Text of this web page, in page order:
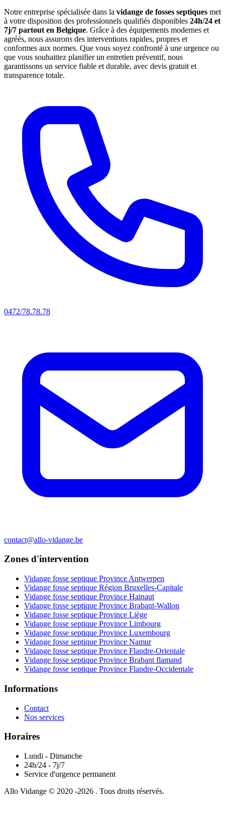
Notre entreprise spécialisée dans la vidange de fosses septiques met
à votre disposition des professionnels qualifiés disponibles 24h/24 et
7j/7 partout en Belgique. Grâce à des équipements modernes et
agréés, nous assurons des interventions rapides, propres et
conformes aux normes. Que vous soyez confronté à une urgence ou
que vous souhaitiez planifier un entretien préventif, nous
garantissons un service fiable et durable, avec devis gratuit et
transparence totale.
0472/78.78.78
contact@allo-vidange.be
Zones d'intervention
Vidange fosse septique Province Antwerpen
Vidange fosse septique Région Bruxelles-Capitale
Vidange fosse septique Province Hainaut
Vidange fosse septique Province Brabant-Wallon
Vidange fosse septique Province Liège
Vidange fosse septique Province Limbourg
Vidange fosse septique Province Luxembourg
Vidange fosse septique Province Namur
Vidange fosse septique Province Flandre-Orientale
Vidange fosse septique Province Brabant flamand
Vidange fosse septique Province Flandre-Occidentale
Informations
Contact
Nos services
Horaires
Lundi - Dimanche
24h/24 - 7j/7
Service d'urgence permanent
Allo Vidange © 2020 -2026 . Tous droits réservés.